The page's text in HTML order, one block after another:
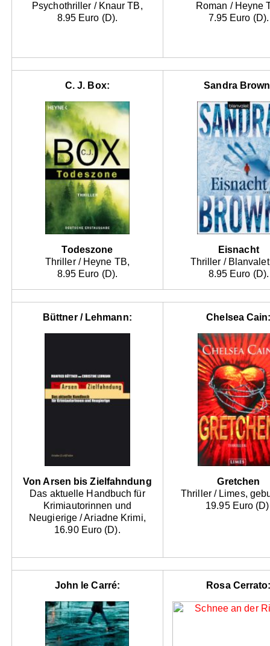
Psychothriller / Knaur TB,
8.95 Euro (D).
Roman / Heyne
7.95 Euro (D).
C. J. Box:
Todeszone
Thriller / Heyne TB,
8.95 Euro (D).
Sandra
Eisnacht
Thriller /
8.95 Euro (D).
Büttner / Lehmann:
Von Arsen bis Zielfahndung
Das aktuelle Handbuch für
Krimiautorinnen und
Neugierige / Ariadne Krimi,
16.90 Euro (D).
Chelsea
Gretchen
Thriller / Limes,
19.95 Euro
John le Carré: Rosa